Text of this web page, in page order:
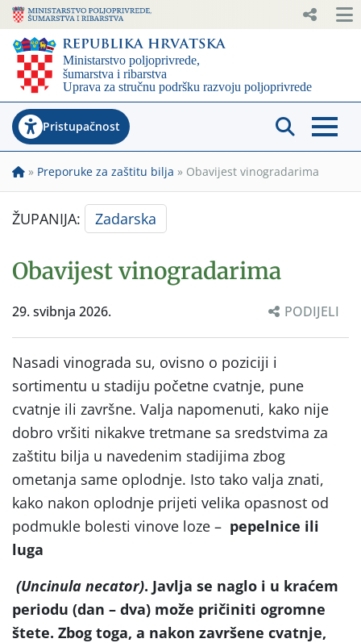
Pristupačnost
» Preporuke za zaštitu bilja » Obavijest vinogradarima
ŽUPANIJA: Zadarska
Obavijest vinogradarima
29. svibnja 2026. PODIJELI
Nasadi vinograda su, ovisno o poziciji i
sortimentu u stadiju početne cvatnje, pune
cvatnje ili završne. Valja napomenuti, kako nije
dobro vršiti nikakve tretmane sa sredstvima za
zaštitu bilja u navedenim stadijima zbog
ometanja same oplodnje. Isto tako valja znati,
kako nakon oplodnje prijeti velika opasnost od
podmukle bolesti vinove loze – pepelnice ili
luga
(Uncinula necator). Javlja se naglo i u kraćem
periodu (dan – dva) može pričiniti ogromne
štete. Zbog toga, a nakon završene cvatnje,